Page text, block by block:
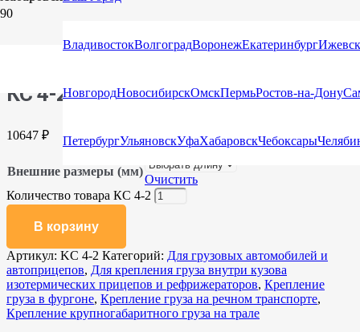
ВладивостокВолгоградВоронежЕкатеринбургИжевск
НовгородНовосибирскОмскПермьРостов-на-Дону
ПетербургУльяновскУфаХабаровскЧебоксары
Каталог/Сети для защиты груза и крепления
КС 4-2
10647 ₽
Внешние размеры (мм)
Очистить
Количество товара КС 4-2
В корзину
Артикул: KC 4-2 Категорий: Для грузовых автомобилей и
автоприцепов, Для крепления груза внутри кузова
изотермических прицепов и рефрижераторов, Крепление
груза в фургоне, Крепление груза на речном транспорте,
Крепление крупногабаритного груза на трале